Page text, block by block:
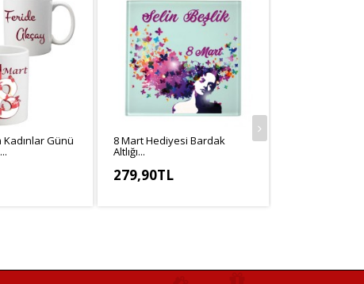
Günü 8 Mart Hediyesi Bardak
Altlığı...
279,90TL